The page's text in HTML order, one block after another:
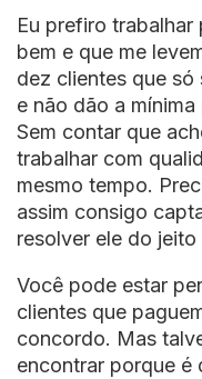
Eu prefiro
bem e que me
dez clientes que só
e não dão a
Sem contar que
trabalhar com
mesmo tempo.
assim consigo
resolver ele do jeito
Você pode estar
clientes que
concordo. Mas
encontrar porque é